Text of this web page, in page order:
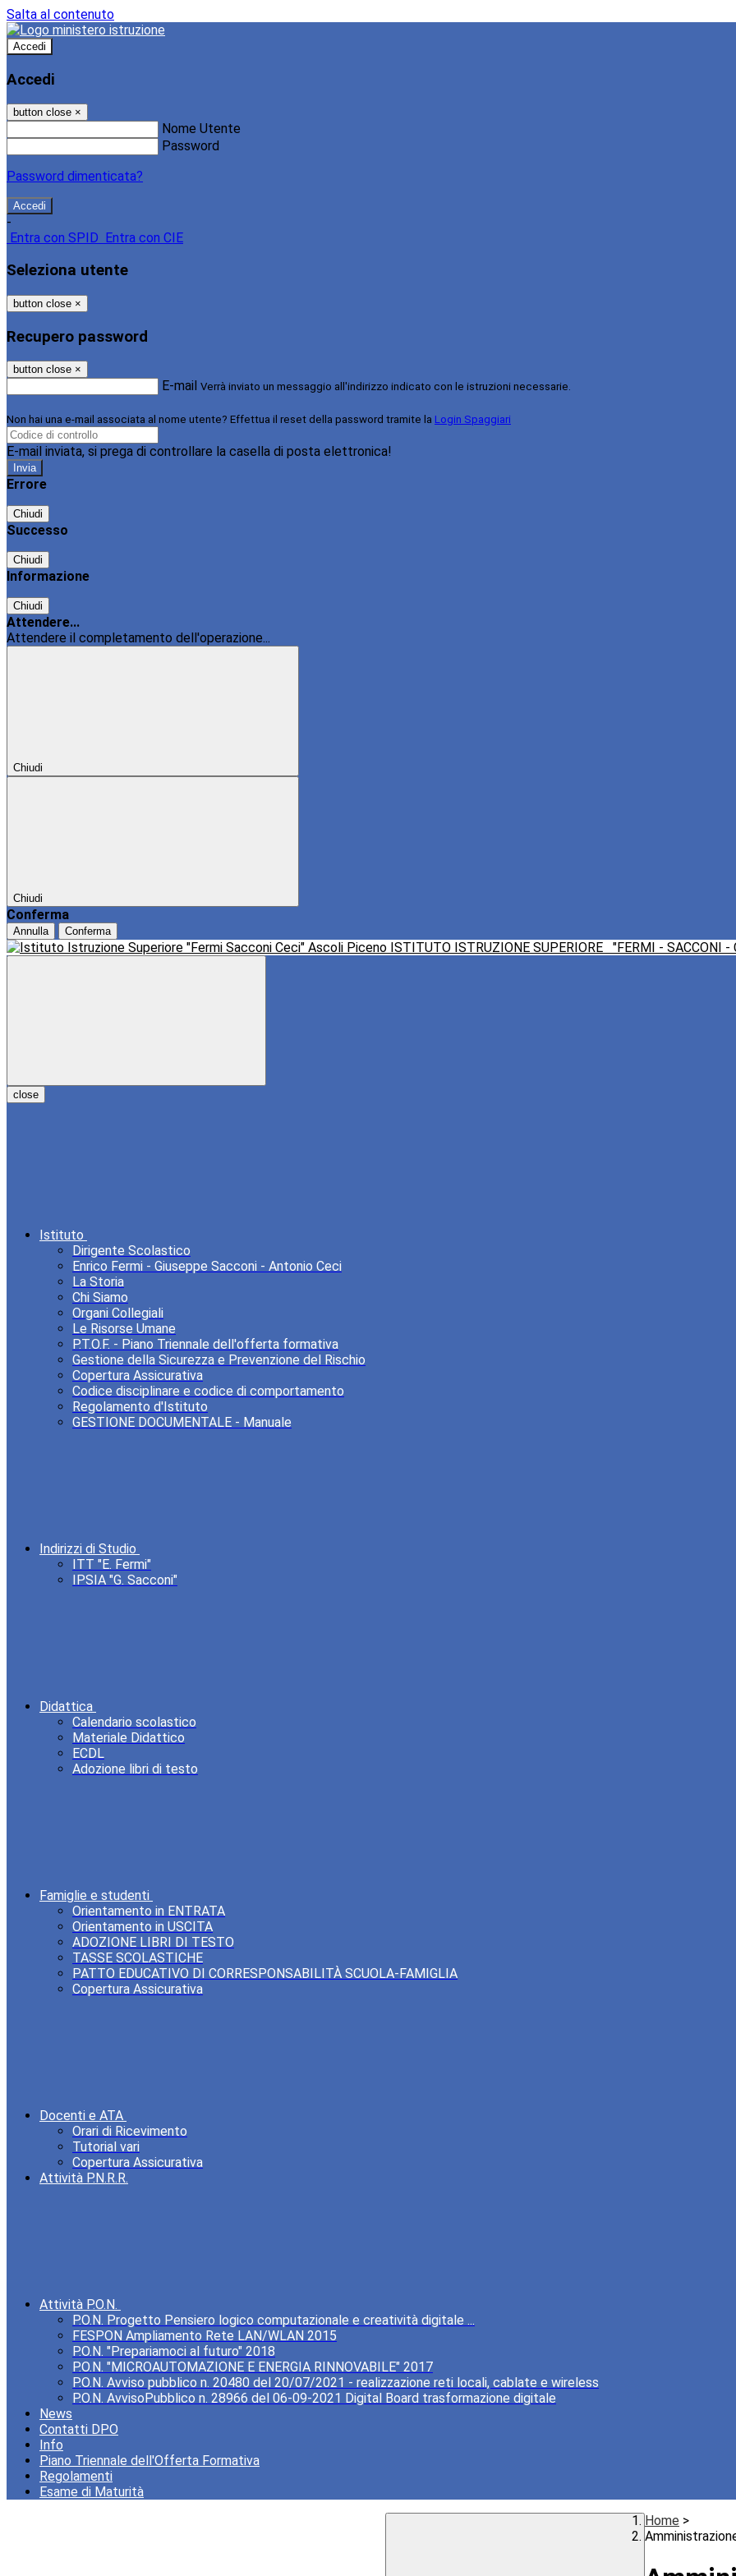
Salta al contenuto
Accedi
Accedi
button close ×
Nome Utente
Password
Password dimenticata?
-
Entra con SPID
Entra con CIE
Seleziona utente
button close ×
Recupero password
button close ×
E-mail Verrà inviato un messaggio all'indirizzo indicato con le istruzioni necessarie.
Non hai una e-mail associata al nome utente? Effettua il reset della password tramite la Login Spaggiari
E-mail inviata, si prega di controllare la casella di posta elettronica!
Errore
Chiudi
Successo
Chiudi
Informazione
Chiudi
Attendere...
Attendere il completamento dell'operazione...
Chiudi
Chiudi
Conferma
Annulla Conferma
ISTITUTO ISTRUZIONE SUPERIORE "FERMI - SACCONI -
close
Istituto
Dirigente Scolastico
Enrico Fermi - Giuseppe Sacconi - Antonio Ceci
La Storia
Chi Siamo
Organi Collegiali
Le Risorse Umane
P.T.O.F. - Piano Triennale dell'offerta formativa
Gestione della Sicurezza e Prevenzione del Rischio
Copertura Assicurativa
Codice disciplinare e codice di comportamento
Regolamento d'Istituto
GESTIONE DOCUMENTALE - Manuale
Indirizzi di Studio
ITT "E. Fermi"
IPSIA "G. Sacconi"
Didattica
Calendario scolastico
Materiale Didattico
ECDL
Adozione libri di testo
Famiglie e studenti
Orientamento in ENTRATA
Orientamento in USCITA
ADOZIONE LIBRI DI TESTO
TASSE SCOLASTICHE
PATTO EDUCATIVO DI CORRESPONSABILITÀ SCUOLA-FAMIGLIA
Copertura Assicurativa
Docenti e ATA
Orari di Ricevimento
Tutorial vari
Copertura Assicurativa
Attività P.N.R.R.
Attività P.O.N.
P.O.N. Progetto Pensiero logico computazionale e creatività digitale ...
FESPON Ampliamento Rete LAN/WLAN 2015
P.O.N. "Prepariamoci al futuro" 2018
P.O.N. "MICROAUTOMAZIONE E ENERGIA RINNOVABILE" 2017
P.O.N. Avviso pubblico n. 20480 del 20/07/2021 - realizzazione reti locali, cablate e wireless
P.O.N. AvvisoPubblico n. 28966 del 06-09-2021 Digital Board trasformazione digitale
News
Contatti DPO
Info
Piano Triennale dell'Offerta Formativa
Regolamenti
Esame di Maturità
Home >